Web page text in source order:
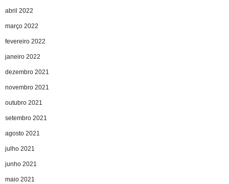
abril 2022
março 2022
fevereiro 2022
janeiro 2022
dezembro 2021
novembro 2021
outubro 2021
setembro 2021
agosto 2021
julho 2021
junho 2021
maio 2021